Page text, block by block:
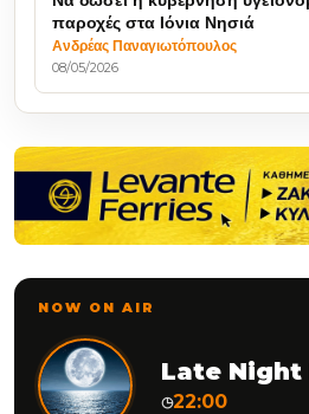
παροχές στα Ιόνια Νησιά
Ανδρέας Παναγιωτόπουλος
08/05/2026
NOW ON AIR
Late Night
◷22:00